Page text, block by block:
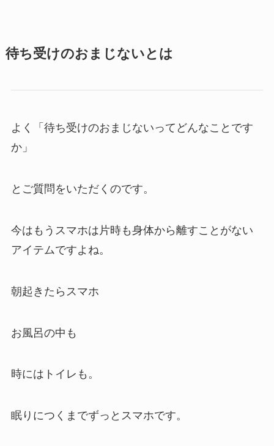
待ち受けのおまじないとは
よく「待ち受けのおまじないってどんなことです
か」
とご質問をいただくのです。
今はもうスマホは片時も身体から離すことがない
アイテムですよね。
朝起きたらスマホ
お風呂の中も
時にはトイレも。
眠りにつくまでずっとスマホです。